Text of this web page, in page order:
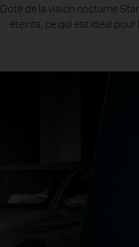
Doté de la vision nocturne
éteints, ce qui est idéal